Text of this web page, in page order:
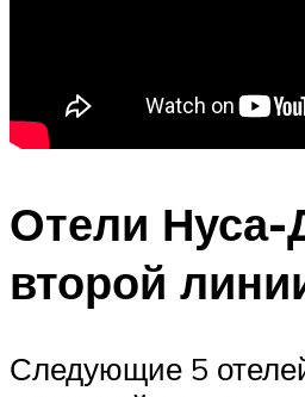
Отели Нуса-
второй
Следующие 5